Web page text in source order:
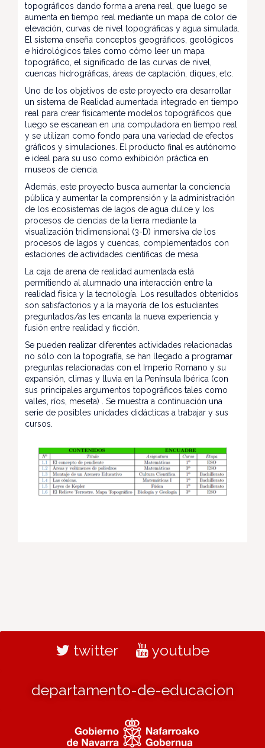
topográficos dando forma a arena real, que luego se
aumenta en tiempo real mediante un mapa de color de
elevación, curvas de nivel topográficas y agua simulada.
El sistema enseña conceptos geográficos, geológicos
e hidrológicos tales como cómo leer un mapa
topográfico, el significado de las curvas de nivel,
cuencas hidrográficas, áreas de captación, diques, etc.
Uno de los objetivos de este proyecto era desarrollar
un sistema de Realidad aumentada integrado en tiempo
real para crear físicamente modelos topográficos que
luego se escanean en una computadora en tiempo real
y se utilizan como fondo para una variedad de efectos
gráficos y simulaciones. El producto final es autónomo
e ideal para su uso como exhibición práctica en
museos de ciencia.
Además, este proyecto busca aumentar la conciencia
pública y aumentar la comprensión y la administración
de los ecosistemas de lagos de agua dulce y los
procesos de ciencias de la tierra mediante la
visualización tridimensional (3-D) inmersiva de los
procesos de lagos y cuencas, complementados con
estaciones de actividades científicas de mesa.
La caja de arena de realidad aumentada está
permitiendo al alumnado una interacción entre la
realidad física y la tecnología. Los resultados obtenidos
son satisfactorios y a la mayoría de los estudiantes
preguntados/as les encanta la nueva experiencia y
fusión entre realidad y ficción.
Se pueden realizar diferentes actividades relacionadas
no sólo con la topografía, se han llegado a programar
preguntas relacionadas con el Imperio Romano y su
expansión, climas y lluvia en la Península Ibérica (con
sus principales argumentos topográficos tales como
valles, ríos, meseta) . Se muestra a continuación una
serie de posibles unidades didácticas a trabajar y sus
cursos.
twitter youtube
departamento-de-educacion